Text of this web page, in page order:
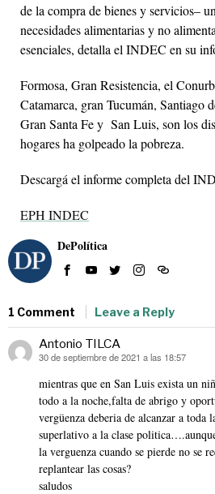
de la compra de bienes y servicios–
necesidades alimentarias y no
esenciales, detalla el INDEC en su
Formosa, Gran Resistencia, el
Catamarca, gran Tucumán, Santiago
Gran Santa Fe y San Luis, son los
hogares ha golpeado la pobreza.
Descargá el informe completa del
EPH INDEC
DePolítica
1 Comment Leave a Reply
Antonio TILCA
dice:
30 de septiembre de 2021 a las 18:57
mientras que en San Luis exista un
todo a la noche,falta de abrigo y
vergüenza deberia de alcanzar a toda
superlativo a la clase
la verguenza cuando se pierde no se
replantear las cosas?
saludos